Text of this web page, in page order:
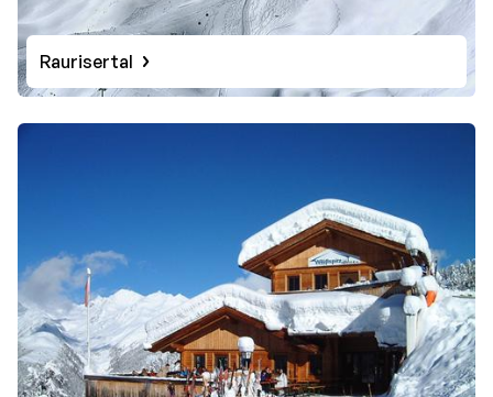
Raurisertal